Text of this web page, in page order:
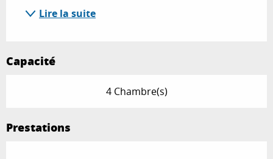
Lire la suite
Capacité
4 Chambre(s)
Prestations